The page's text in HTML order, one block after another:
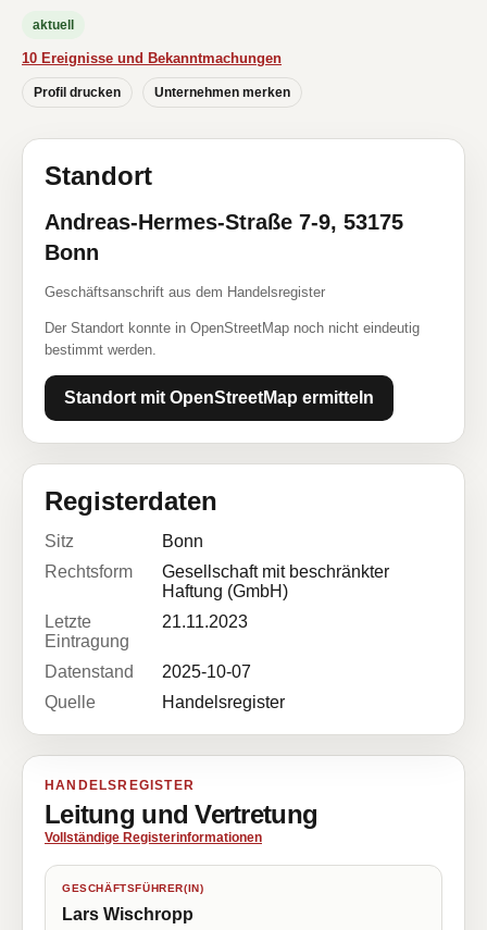
aktuell
10 Ereignisse und Bekanntmachungen
Profil drucken Unternehmen merken
Standort
Andreas-Hermes-Straße 7-9, 53175
Bonn
Geschäftsanschrift aus dem Handelsregister
Der Standort konnte in OpenStreetMap noch nicht eindeutig
bestimmt werden.
Standort mit OpenStreetMap ermitteln
Registerdaten
Sitz
Bonn
Rechtsform
Gesellschaft mit beschränkter
Haftung (GmbH)
Letzte
Eintragung
21.11.2023
Datenstand
2025-10-07
Quelle
Handelsregister
HANDELSREGISTER
Leitung und Vertretung
Vollständige Registerinformationen
GESCHÄFTSFÜHRER(IN)
Lars Wischropp